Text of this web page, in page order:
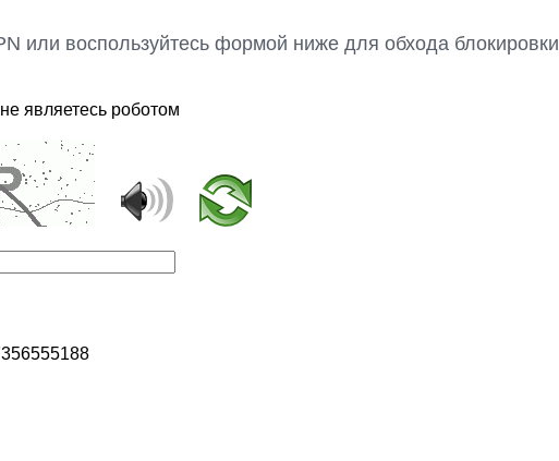
или воспользуйтесь формой ниже для обхода блокировки
являетесь роботом